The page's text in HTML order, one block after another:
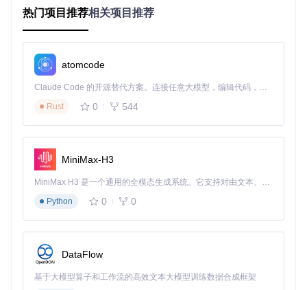
异常（无法达到设定最小值）。
风扇智能调控方案的设计要点
核心参数配置策略
PWM调制（脉冲宽度调制）是现代风扇控制的核心技术，通
过调整占空比实现转速精确控制。关键参数设置建议：
滞后值
上行3°C，下
防止温度小幅波动导致的转速
启动百
分比
30% 确保风扇在安全温度下启动
热门项目推荐相关项目推荐
atomcode
Claude Code 的开源替代方案。连接任意大模型，编辑代码，运行命令，自动验证 — 全自动执行。用 Rust 构建，极致性能。 ｜ An open-source alternative to Claude Code. Connect any LLM, edit code, run commands, and verify changes — autonomously. Built in Rust for speed. Get Started
Rust
0 544
MiniMax-H3
MiniMax H3 是一个通用的全模态生成系统。它支持对由文本、图像、视频和音频组成的多模态上下文进行统一理解，并能生成分辨率高达 2K、时长可达 15 秒的带原生立体声音频的视频。得益于面向任务泛化的系统设计，H3 在预训练阶段就已具备广泛的多模态上下文理解与生成能力，能够出色地执行复杂的多模态指令。
Python
0 0
DataFlow
基于大模型算子和工作流的高效文本大模型训练数据合成框架